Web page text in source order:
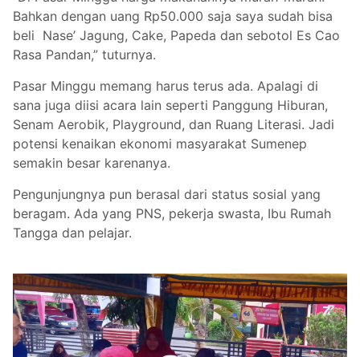
Bahkan dengan uang Rp50.000 saja saya sudah bisa
beli Nase’ Jagung, Cake, Papeda dan sebotol Es Cao
Rasa Pandan,” tuturnya.
Pasar Minggu memang harus terus ada. Apalagi di
sana juga diisi acara lain seperti Panggung Hiburan,
Senam Aerobik, Playground, dan Ruang Literasi. Jadi
potensi kenaikan ekonomi masyarakat Sumenep
semakin besar karenanya.
Pengunjungnya pun berasal dari status sosial yang
beragam. Ada yang PNS, pekerja swasta, Ibu Rumah
Tangga dan pelajar.